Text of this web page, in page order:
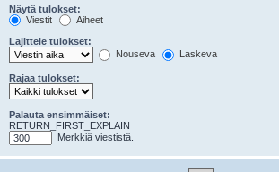
Näytä tulokset:
Viestit
Aiheet
Lajittele tulokset:
Nouseva
Laskeva
Rajaa tulokset:
Palauta ensimmäiset:
RETURN_FIRST_EXPLAIN
Merkkiä viestistä.